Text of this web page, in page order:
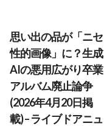
思い出の品が「ニセ
性的画像」に？生成
AIの悪用広がり卒業
アルバム廃止論争
(2026年4月20日掲
載) – ライブドアニュ